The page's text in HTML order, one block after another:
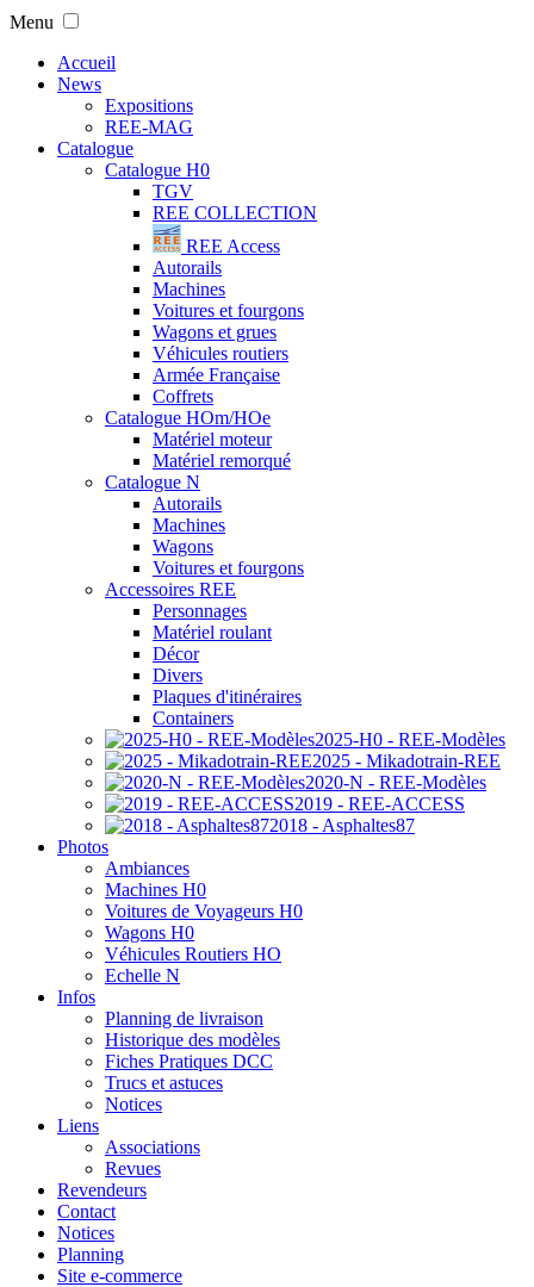
Menu
Accueil
News
Expositions
REE-MAG
Catalogue
Catalogue H0
TGV
REE COLLECTION
REE Access
Autorails
Machines
Voitures et fourgons
Wagons et grues
Véhicules routiers
Armée Française
Coffrets
Catalogue HOm/HOe
Matériel moteur
Matériel remorqué
Catalogue N
Autorails
Machines
Wagons
Voitures et fourgons
Accessoires REE
Personnages
Matériel roulant
Décor
Divers
Plaques d'itinéraires
Containers
2025-H0 - REE-Modèles
2025 - Mikadotrain-REE
2020-N - REE-Modèles
2019 - REE-ACCESS
2018 - Asphaltes87
Photos
Ambiances
Machines H0
Voitures de Voyageurs H0
Wagons H0
Véhicules Routiers HO
Echelle N
Infos
Planning de livraison
Historique des modèles
Fiches Pratiques DCC
Trucs et astuces
Notices
Liens
Associations
Revues
Revendeurs
Contact
Notices
Planning
Site e-commerce